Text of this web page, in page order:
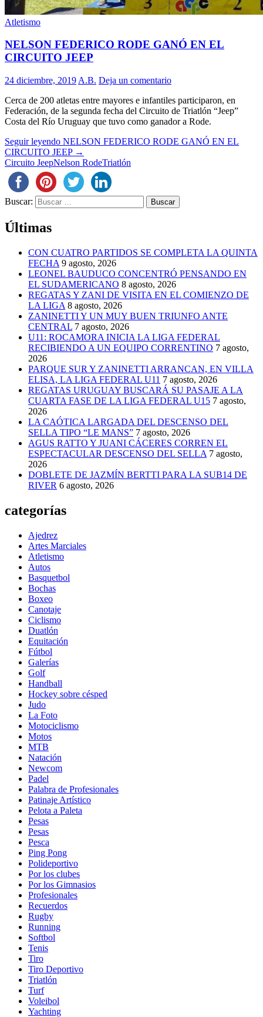
Atletismo
NELSON FEDERICO RODE GANÓ EN EL
CIRCUITO JEEP
24 diciembre, 2019 A.B. Deja un comentario
Cerca de 200 atletas entre mayores e infantiles participaron, en
Federación, de la segunda fecha del Circuito de Triatlón “Jeep”
Costa del Río Uruguay que tuvo como ganador a Rode.
Seguir leyendo NELSON FEDERICO RODE GANÓ EN EL
CIRCUITO JEEP →
Circuito JeepNelson RodeTriatlón
Buscar:
Últimas
CON CUATRO PARTIDOS SE COMPLETA LA QUINTA
FECHA 9 agosto, 2026
LEONEL BAUDUCO CONCENTRÓ PENSANDO EN
EL SUDAMERICANO 8 agosto, 2026
REGATAS Y ZANI DE VISITA EN EL COMIENZO DE
LA LIGA 8 agosto, 2026
ZANINETTI Y UN MUY BUEN TRIUNFO ANTE
CENTRAL 7 agosto, 2026
U11: ROCAMORA INICIA LA LIGA FEDERAL
RECIBIENDO A UN EQUIPO CORRENTINO 7 agosto,
2026
PARQUE SUR Y ZANINETTI ARRANCAN, EN VILLA
ELISA, LA LIGA FEDERAL U11 7 agosto, 2026
REGATAS URUGUAY BUSCARÁ SU PASAJE A LA
CUARTA FASE DE LA LIGA FEDERAL U15 7 agosto,
2026
LA CAÓTICA LARGADA DEL DESCENSO DEL
SELLA TIPO “LE MANS” 7 agosto, 2026
AGUS RATTO Y JUANI CÁCERES CORREN EL
ESPECTACULAR DESCENSO DEL SELLA 7 agosto,
2026
DOBLETE DE JAZMÍN BERTTI PARA LA SUB14 DE
RIVER 6 agosto, 2026
categorías
Ajedrez
Artes Marciales
Atletismo
Autos
Basquetbol
Bochas
Boxeo
Canotaje
Ciclismo
Duatlón
Equitación
Fútbol
Galerías
Golf
Handball
Hockey sobre césped
Judo
La Foto
Motociclismo
Motos
MTB
Natación
Newcom
Padel
Palabra de Profesionales
Patinaje Artístico
Pelota a Paleta
Pesas
Pesas
Pesca
Ping Pong
Polideportivo
Por los clubes
Por los Gimnasios
Profesionales
Recuerdos
Rugby
Running
Softbol
Tenis
Tiro
Tiro Deportivo
Triatlón
Turf
Voleibol
Yachting